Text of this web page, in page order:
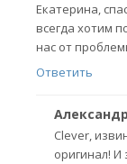
Екатерина,
всегда хотим
нас от
Ответить
Clever,
оригинал!